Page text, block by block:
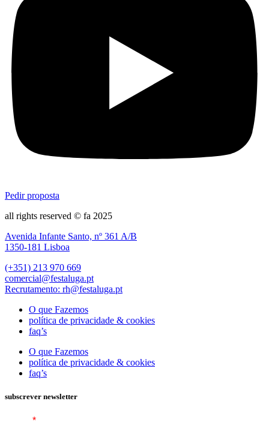
Pedir proposta
all rights reserved © fa 2025
Avenida Infante Santo, nº 361 A/B
1350-181 Lisboa
(+351) 213 970 669
comercial@festaluga.pt
Recrutamento: rh@festaluga.pt
O que Fazemos
política de privacidade & cookies
faq’s
O que Fazemos
política de privacidade & cookies
faq’s
subscrever newsletter